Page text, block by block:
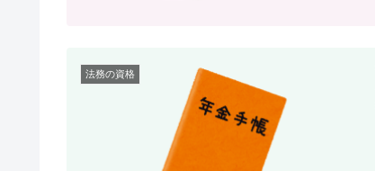
法務の資格